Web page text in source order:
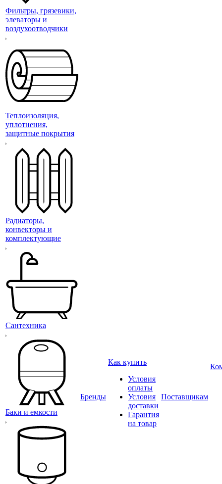
Фильтры, грязевики,
элеваторы и
воздухоотводчики
Теплоизоляция,
уплотнения,
защитные покрытия
Радиаторы,
конвекторы и
комплектующие
Сантехника
Баки и емкости
Бренды
Как купить
Условия
оплаты
Условия
доставки
Гарантия
на товар
Поставщикам